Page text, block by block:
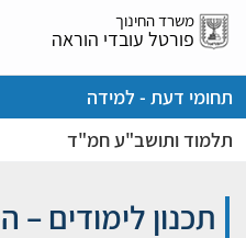
דלג
אל
משרד החינוך
פורטל עובדי הוראה
תחומי דעת - למידה
תלמוד ותושב"ע חמ"ד
תכנון לימודים –